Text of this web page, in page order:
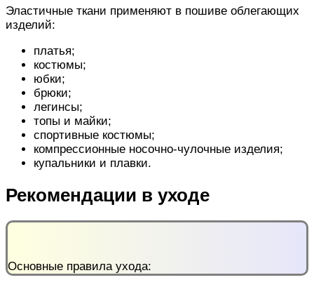
Эластичные ткани применяют в пошиве облегающих
изделий:
платья;
костюмы;
юбки;
брюки;
легинсы;
топы и майки;
спортивные костюмы;
компрессионные носочно-чулочные изделия;
купальники и плавки.
Рекомендации в уходе
Основные правила ухода: